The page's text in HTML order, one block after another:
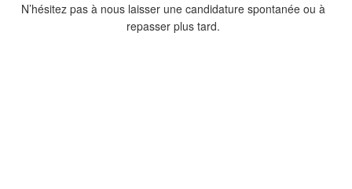
N’hésitez pas à nous laisser une candidature spontanée ou à
repasser plus tard.